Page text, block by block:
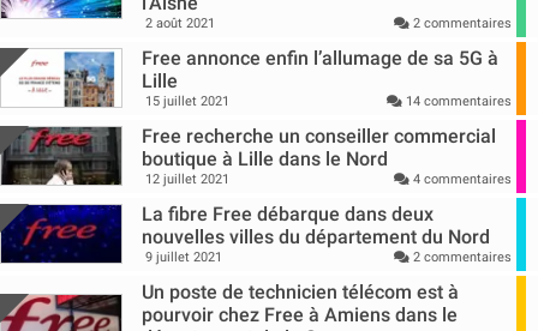
2 août 2021 2 commentaires
Free annonce enfin l’allumage de sa 5G à
Lille
15 juillet 2021 14 commentaires
Free recherche un conseiller commercial
boutique à Lille dans le Nord
12 juillet 2021 4 commentaires
La fibre Free débarque dans deux
nouvelles villes du département du Nord
9 juillet 2021 2 commentaires
Un poste de technicien télécom est à
pourvoir chez Free à Amiens dans le